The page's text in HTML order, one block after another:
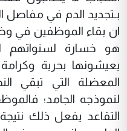
بـتجديد الدم في مفاصل
هو خسارة لسنواتهم
يعيشونها بحرية
المعضلة التي تبقي
لنموذجه الجامد؛
التقاعد يفعل ذلك